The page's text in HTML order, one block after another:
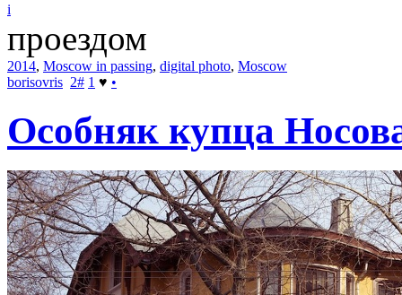
i
проездом
2014, Moscow in passing, digital photo, Moscow
borisovris 2# 1 ♥ •
Особняк купца